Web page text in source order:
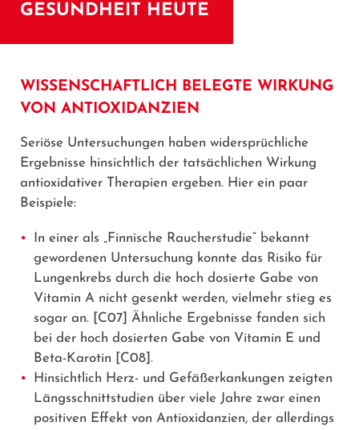
GESUNDHEIT HEUTE
WISSENSCHAFTLICH BELEGTE WIRKUNG
VON ANTIOXIDANZIEN
Seriöse Untersuchungen haben widersprüchliche
Ergebnisse hinsichtlich der tatsächlichen Wirkung
antioxidativer Therapien ergeben. Hier ein paar
Beispiele:
In einer als „Finnische Raucherstudie“ bekannt
gewordenen Untersuchung konnte das Risiko für
Lungenkrebs durch die hoch dosierte Gabe von
Vitamin A nicht gesenkt werden, vielmehr stieg es
sogar an.
[C07]
Ähnliche Ergebnisse fanden sich
bei der hoch dosierten Gabe von Vitamin E und
Beta-Karotin
[C08].
Hinsichtlich Herz- und Gefäßerkankungen zeigten
Längsschnittstudien über viele Jahre zwar einen
positiven Effekt von Antioxidanzien, der allerdings